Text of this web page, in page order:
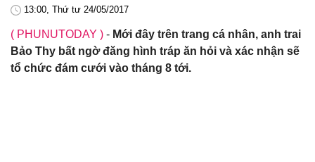
13:00, Thứ tư 24/05/2017
( PHUNUTODAY ) - Mới đây trên trang cá nhân, anh trai
Bảo Thy bất ngờ đăng hình tráp ăn hỏi và xác nhận sẽ
tổ chức đám cưới vào tháng 8 tới.